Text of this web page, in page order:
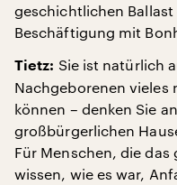
geschichtlichen
Beschäftigung mit
Tietz: Sie ist natürlich
Nachgeborenen
können – denken Sie
großbürgerlichen
Für Menschen, die
wissen, wie es war,